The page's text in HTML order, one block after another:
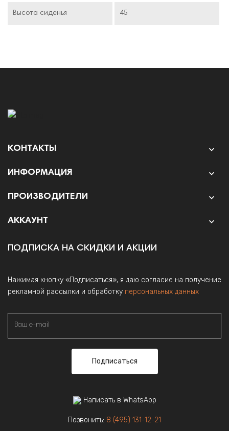
Высота сиденья 45
КОНТАКТЫ 
ИНФОРМАЦИЯ 
ПРОИЗВОДИТЕЛИ 
АККАУНТ 
ПОДПИСКА НА СКИДКИ И АКЦИИ
Нажимая кнопку «Подписаться», я даю согласие на получение
рекламной рассылки и обработку персональных данных
Подписаться
Написать в WhatsApp
Позвонить: 8 (495) 131-12-21